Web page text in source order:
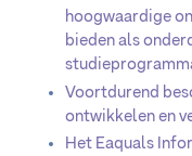
hoogwaardige
bieden als
Voortdurend
ontwikkelen en
Het Eaquals